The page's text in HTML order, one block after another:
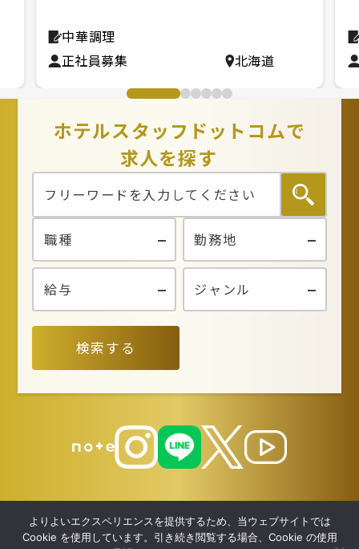
中華調理
正社員募集
北海道
ホテルスタッフドットコムで
求人を探す
検索する
よりよいエクスペリエンスを提供するため、当ウェブサイトでは
Cookie を使用しています。引き続き閲覧する場合、Cookie の使用